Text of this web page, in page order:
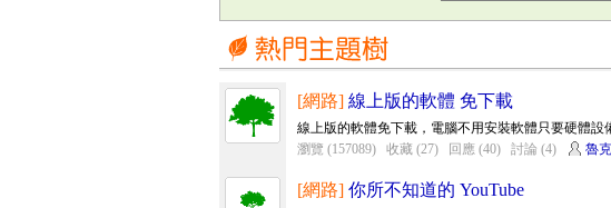
[網路] 線上版的軟體 免下載
線上版的軟體免下載，電腦不用安裝軟體只要硬體
瀏覽 (157089)
收藏 (27) 回應 (40) 討論 (4) 魯克
[網路] 你所不知道的 YouTube